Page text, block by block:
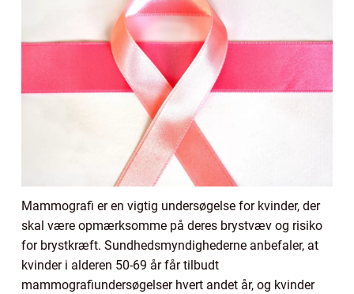
Mammografi er en vigtig undersøgelse for kvinder, der
skal være opmærksomme på deres brystvæv og risiko
for brystkræft. Sundhedsmyndighederne anbefaler, at
kvinder i alderen 50-69 år får tilbudt
mammografiundersøgelser hvert andet år, og kvinder